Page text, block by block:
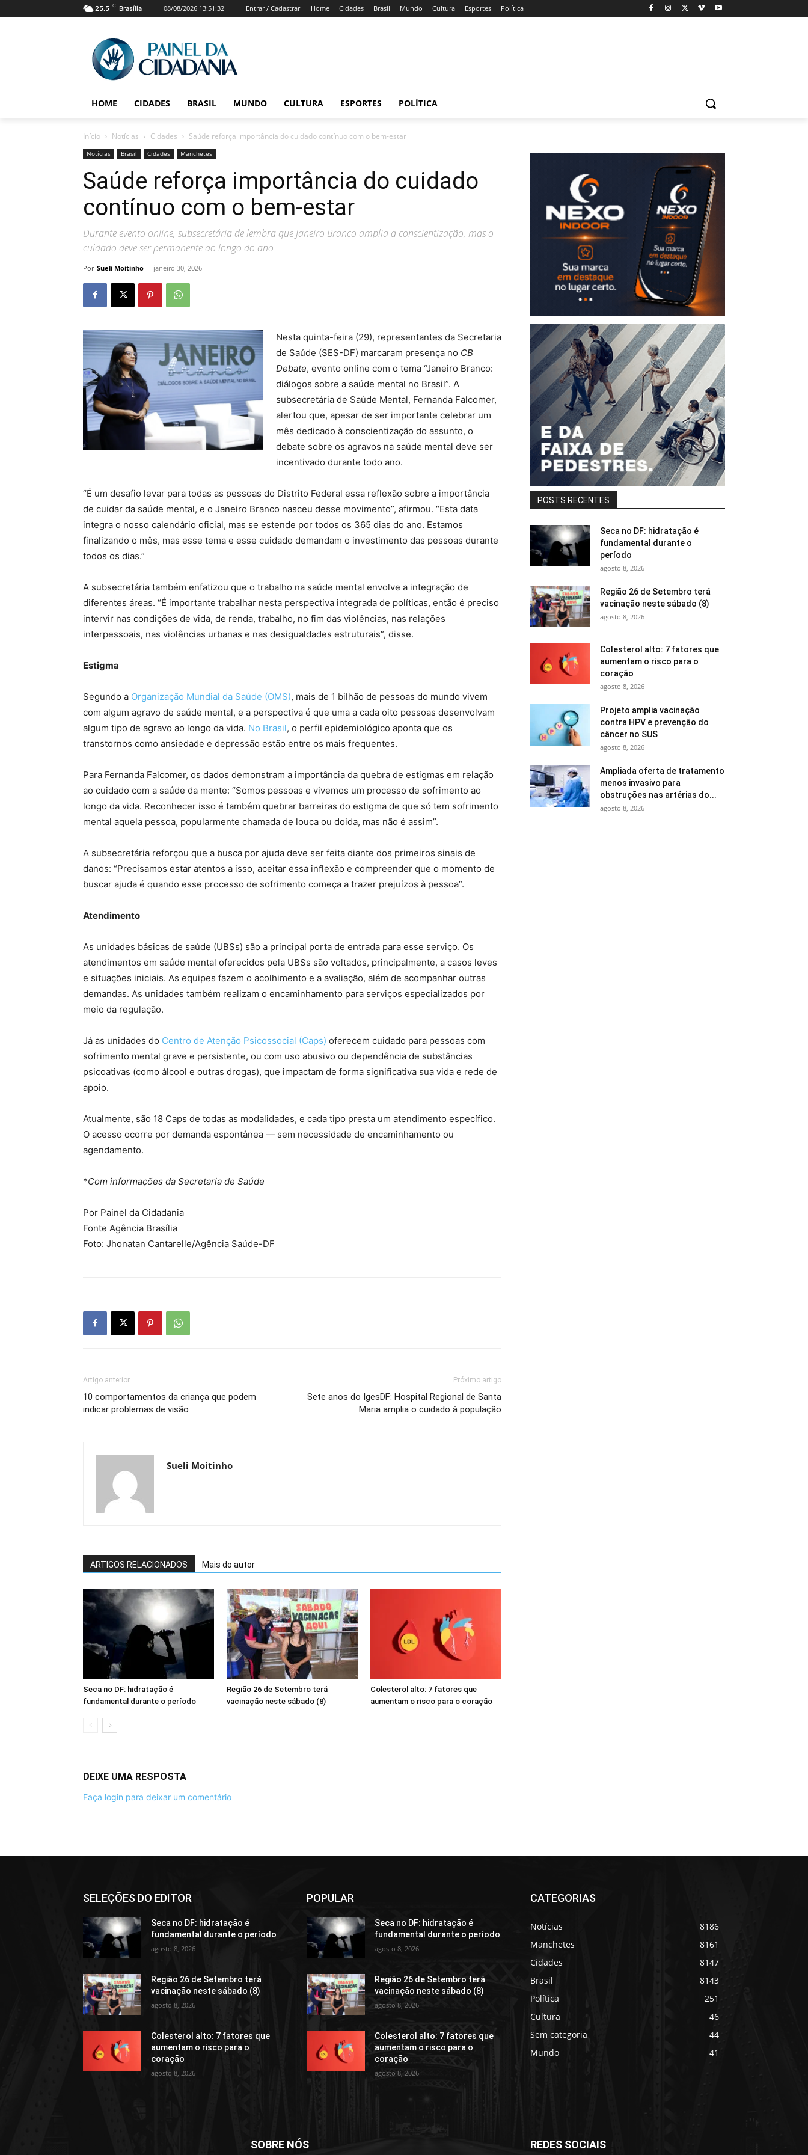
25.5 C Brasília 08/08/2026 13:51:32 Entrar / Cadastrar Home Cidades Brasil Mundo Cultura Esportes Política
HOME CIDADES BRASIL MUNDO CULTURA ESPORTES POLÍTICA
Início Notícias Cidades Saúde reforça importância do cuidado contínuo com o bem-estar
Notícias Brasil Cidades Manchetes
Saúde reforça importância do cuidado
contínuo com o bem-estar
Durante evento online, subsecretária de lembra que Janeiro Branco amplia a conscientização, mas o
cuidado deve ser permanente ao longo do ano
Por Sueli Moitinho - janeiro 30, 2026
Nesta quinta-feira (29), representantes da Secretaria
de Saúde (SES-DF) marcaram presença no CB
Debate, evento online com o tema “Janeiro Branco:
diálogos sobre a saúde mental no Brasil”. A
subsecretária de Saúde Mental, Fernanda Falcomer,
alertou que, apesar de ser importante celebrar um
mês dedicado à conscientização do assunto, o
debate sobre os agravos na saúde mental deve ser
incentivado durante todo ano.
“É um desafio levar para todas as pessoas do Distrito Federal essa reflexão sobre a importância
de cuidar da saúde mental, e o Janeiro Branco nasceu desse movimento”, afirmou. “Esta data
integra o nosso calendário oficial, mas se estende por todos os 365 dias do ano. Estamos
finalizando o mês, mas esse tema e esse cuidado demandam o investimento das pessoas durante
todos os dias.”
A subsecretária também enfatizou que o trabalho na saúde mental envolve a integração de
diferentes áreas. “É importante trabalhar nesta perspectiva integrada de políticas, então é preciso
intervir nas condições de vida, de renda, trabalho, no fim das violências, nas relações
interpessoais, nas violências urbanas e nas desigualdades estruturais”, disse.
Estigma
Segundo a Organização Mundial da Saúde (OMS), mais de 1 bilhão de pessoas do mundo vivem
com algum agravo de saúde mental, e a perspectiva é que uma a cada oito pessoas desenvolvam
algum tipo de agravo ao longo da vida. No Brasil, o perfil epidemiológico aponta que os
transtornos como ansiedade e depressão estão entre os mais frequentes.
Para Fernanda Falcomer, os dados demonstram a importância da quebra de estigmas em relação
ao cuidado com a saúde da mente: “Somos pessoas e vivemos um processo de sofrimento ao
longo da vida. Reconhecer isso é também quebrar barreiras do estigma de que só tem sofrimento
mental aquela pessoa, popularmente chamada de louca ou doida, mas não é assim”.
A subsecretária reforçou que a busca por ajuda deve ser feita diante dos primeiros sinais de
danos: “Precisamos estar atentos a isso, aceitar essa inflexão e compreender que o momento de
buscar ajuda é quando esse processo de sofrimento começa a trazer prejuízos à pessoa”.
Atendimento
As unidades básicas de saúde (UBSs) são a principal porta de entrada para esse serviço. Os
atendimentos em saúde mental oferecidos pela UBSs são voltados, principalmente, a casos leves
e situações iniciais. As equipes fazem o acolhimento e a avaliação, além de acompanhar outras
demandas. As unidades também realizam o encaminhamento para serviços especializados por
meio da regulação.
Já as unidades do Centro de Atenção Psicossocial (Caps) oferecem cuidado para pessoas com
sofrimento mental grave e persistente, ou com uso abusivo ou dependência de substâncias
psicoativas (como álcool e outras drogas), que impactam de forma significativa sua vida e rede de
apoio.
Atualmente, são 18 Caps de todas as modalidades, e cada tipo presta um atendimento específico.
O acesso ocorre por demanda espontânea — sem necessidade de encaminhamento ou
agendamento.
*Com informações da Secretaria de Saúde
Por Painel da Cidadania
Fonte Agência Brasília
Foto: Jhonatan Cantarelle/Agência Saúde-DF
Artigo anterior
10 comportamentos da criança que podem
indicar problemas de visão
Próximo artigo
Sete anos do IgesDF: Hospital Regional de Santa
Maria amplia o cuidado à população
Sueli Moitinho
ARTIGOS RELACIONADOS Mais do autor
Seca no DF: hidratação é
fundamental durante o período
Região 26 de Setembro terá
vacinação neste sábado (8)
Colesterol alto: 7 fatores que
aumentam o risco para o coração
DEIXE UMA RESPOSTA
Faça login para deixar um comentário
POSTS RECENTES
Seca no DF: hidratação é
fundamental durante o
período
agosto 8, 2026
Região 26 de Setembro terá
vacinação neste sábado (8)
agosto 8, 2026
Colesterol alto: 7 fatores que
aumentam o risco para o
coração
agosto 8, 2026
Projeto amplia vacinação
contra HPV e prevenção do
câncer no SUS
agosto 8, 2026
Ampliada oferta de tratamento
menos invasivo para
obstruções nas artérias do...
agosto 8, 2026
SELEÇÕES DO EDITOR
Seca no DF: hidratação é
fundamental durante o período
agosto 8, 2026
Região 26 de Setembro terá
vacinação neste sábado (8)
agosto 8, 2026
Colesterol alto: 7 fatores que
aumentam o risco para o
coração
agosto 8, 2026
POPULAR
Seca no DF: hidratação é
fundamental durante o período
agosto 8, 2026
Região 26 de Setembro terá
vacinação neste sábado (8)
agosto 8, 2026
Colesterol alto: 7 fatores que
aumentam o risco para o
coração
agosto 8, 2026
CATEGORIAS
Notícias
8186
Manchetes
8161
Cidades
8147
Brasil
8143
Política
251
Cultura
46
Sem categoria
44
Mundo
41
SOBRE NÓS REDES SOCIAIS